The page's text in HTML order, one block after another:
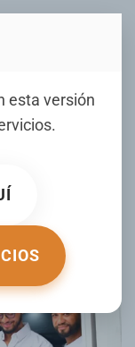
esta versión
.
de
2024